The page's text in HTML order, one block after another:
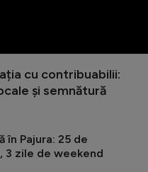
cu contribuabilii:
și semnătură
în Pajura: 25 de
3 zile de weekend